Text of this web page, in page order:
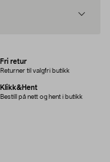
Fri retur
Returner til valgfri butikk
Klikk&Hent
Bestill på nett og hent i butikk